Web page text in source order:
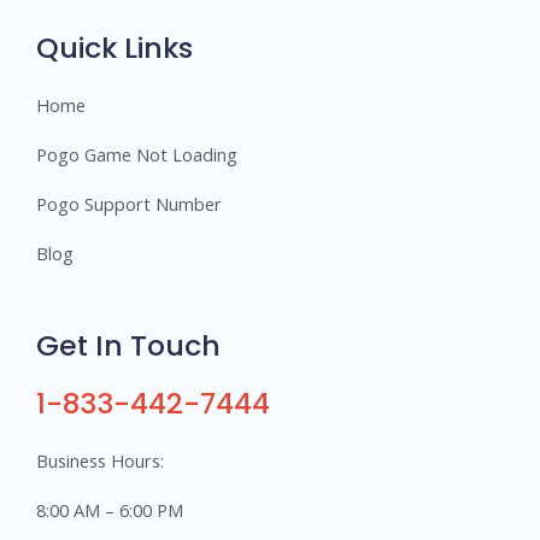
Quick Links
Home
Pogo Game Not Loading
Pogo Support Number
Blog
Get In Touch
1-833-442-7444
Business Hours:
8:00 AM – 6:00 PM